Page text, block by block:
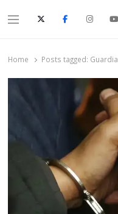
Menu
Home Posts tagged: Guardia